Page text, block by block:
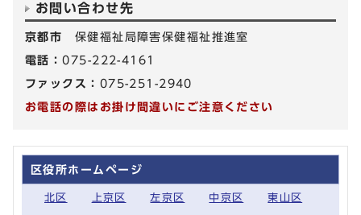
お問い合わせ先
京都市 保健福祉局障害保健福祉推進室
電話：075-222-4161
ファックス： 075-251-2940
お電話の際はお掛け間違いにご注意ください
区役所ホームページ
北区 上京区 左京区 中京区 東山区